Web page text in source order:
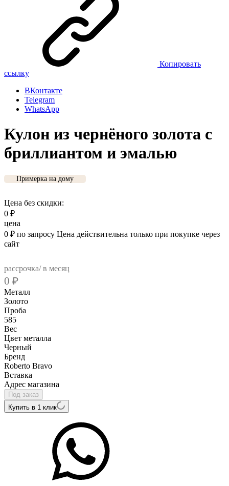
Копировать
ссылку
ВКонтакте
Telegram
WhatsApp
Кулон из чернёного золота с
бриллиантом и эмалью
Примерка на дому
Цена без скидки:
0 ₽
цена
0 ₽ по запросу Цена действительна только при покупке через
сайт
рассрочка/ в месяц
0 ₽
Металл
Золото
Проба
585
Вес
Цвет металла
Черный
Бренд
Roberto Bravo
Вcтавка
Адрес магазина
Под заказ
Купить в 1 клик